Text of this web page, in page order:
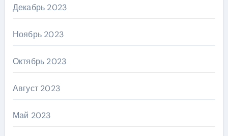
Декабрь 2023
Ноябрь 2023
Октябрь 2023
Август 2023
Май 2023